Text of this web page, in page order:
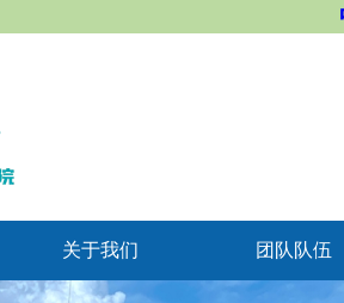
关于我们 团队队伍